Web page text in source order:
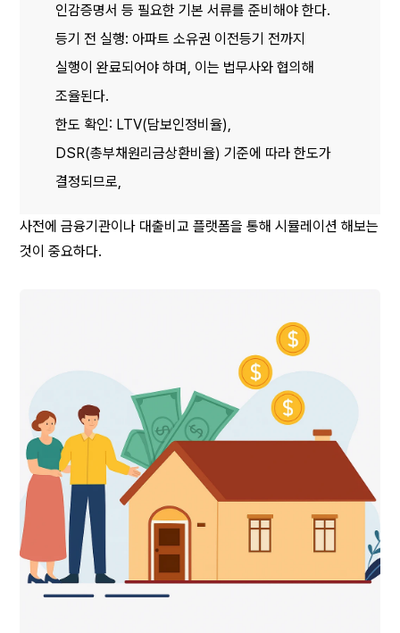
인감증명서 등 필요한 기본 서류를 준비해야 한다.
등기 전 실행: 아파트 소유권 이전등기 전까지
실행이 완료되어야 하며, 이는 법무사와 협의해
조율된다.
한도 확인: LTV(담보인정비율),
DSR(총부채원리금상환비율) 기준에 따라 한도가
결정되므로,
사전에 금융기관이나 대출비교 플랫폼을 통해 시뮬레이션 해보는
것이 중요하다.